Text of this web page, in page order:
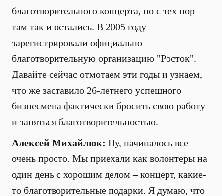
благотворительного концерта, но с тех пор
там так и остались. В 2005 году
зарегистрировали официально
благотворительную организацию "Росток".
Давайте сейчас отмотаем эти годы и узнаем,
что же заставило 26-летнего успешного
бизнесмена фактически бросить свою работу
и заняться благотворительностью.
Алексей Михайлюк: Ну, начиналось все
очень просто. Мы приехали как волонтеры на
один день с хорошим делом – концерт, какие-
то благотворительные подарки. Я думаю, что